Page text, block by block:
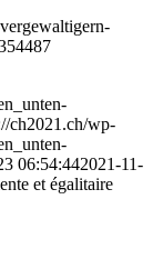
ch2021.ch/wp-
06:54:442021-11-
et égalitaire